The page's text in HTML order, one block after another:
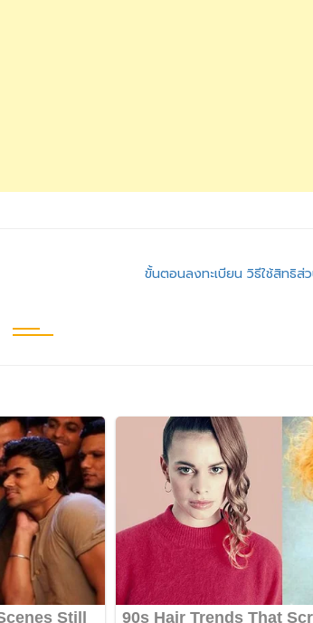
ขั้นตอนลงทะเบียน วิธีใช้สิทธิส่